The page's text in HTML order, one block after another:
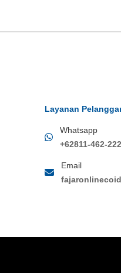
Layanan
Whatsapp
+62811-462-222
Email